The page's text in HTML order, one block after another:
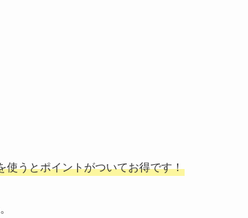
うとポイントがついてお得です！